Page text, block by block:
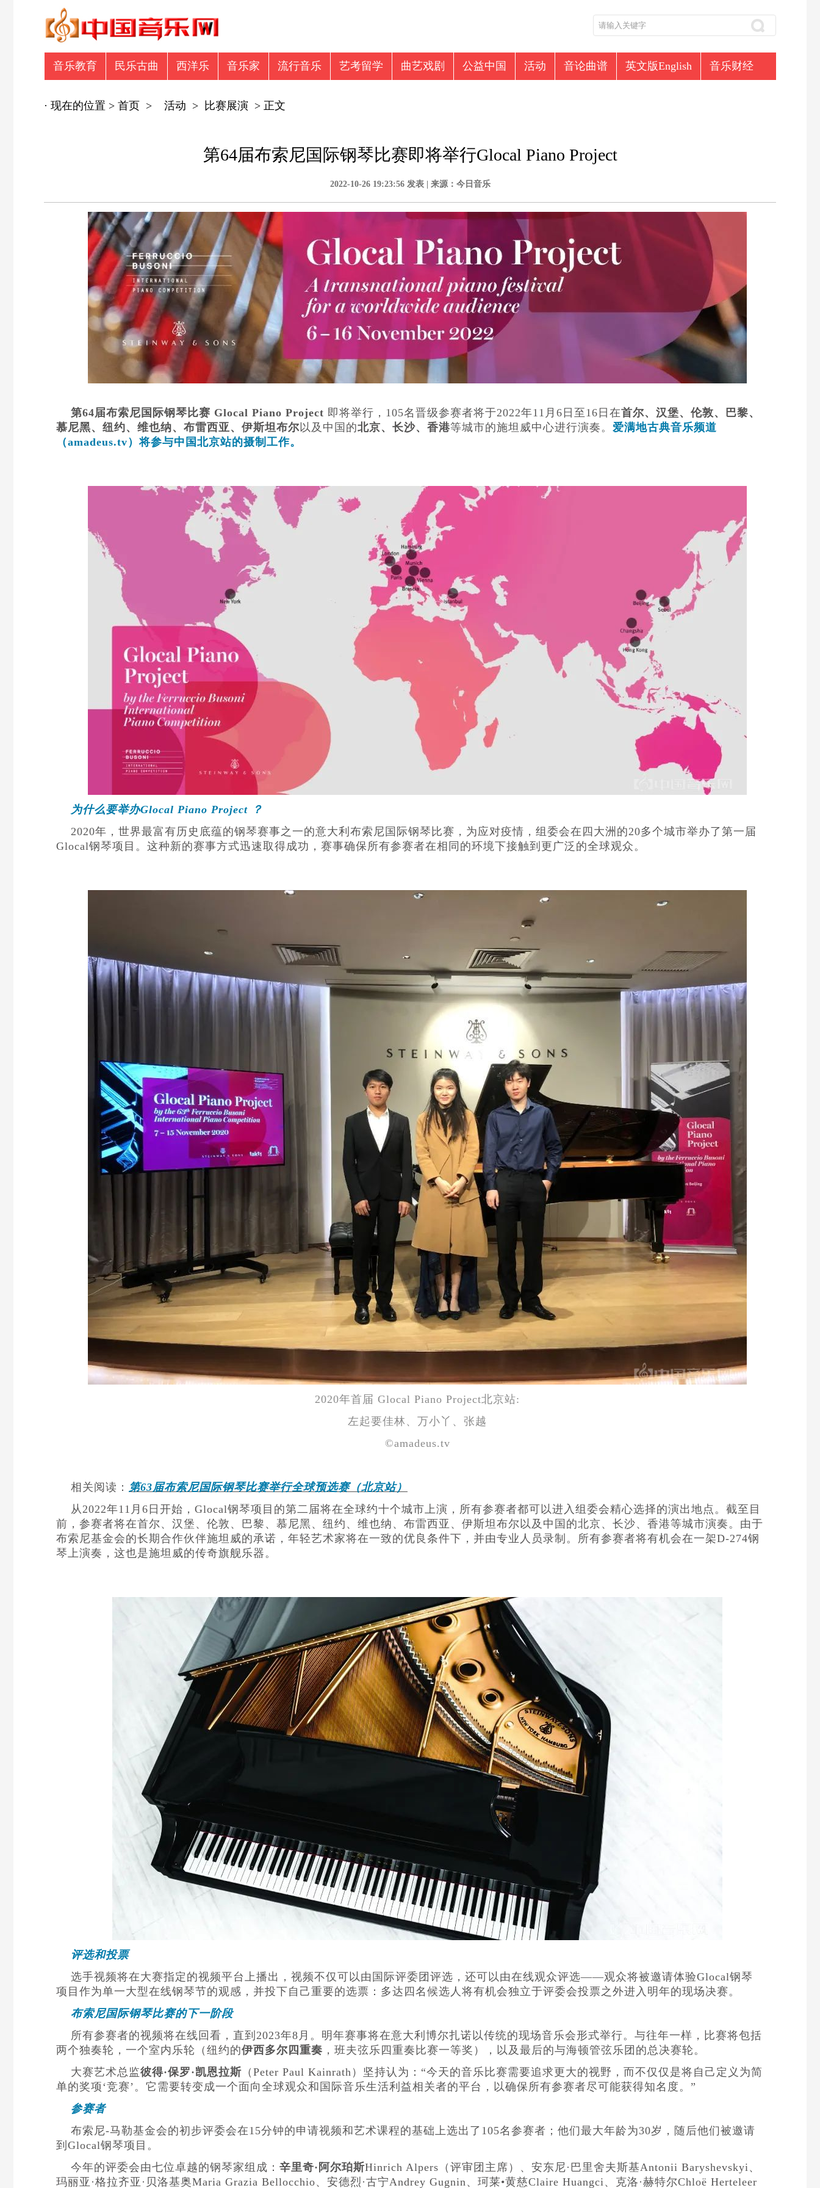
音乐教育 民乐古曲 西洋乐 音乐家 流行音乐 艺考留学 曲艺戏剧 公益中国 活动 音论曲谱 英文版English 音乐财经
· 现在的位置 > 首页 > 活动 > 比赛展演 > 正文
第64届布索尼国际钢琴比赛即将举行Glocal Piano Project
2022-10-26 19:23:56 发表 | 来源：今日音乐
第64届布索尼国际钢琴比赛 Glocal Piano Project 即将举行，105名晋级参赛者将于2022年11月6日至16日在首尔、汉堡、伦敦、巴黎、
慕尼黑、纽约、维也纳、布雷西亚、伊斯坦布尔 以及中国的北京、长沙、香港等城市的施坦威中心进行演奏。 爱满地古典音乐频道
（amadeus.tv）将参与中国北京站的摄制工作。
为什么要举办Glocal Piano Project ？
2020年，世界最富有历史底蕴的钢琴赛事之一的意大利布索尼国际钢琴比赛，为应对疫情，组委会在四大洲的20多个城市举办了第一届
Glocal钢琴项目。这种新的赛事方式迅速取得成功，赛事确保所有参赛者在相同的环境下接触到更广泛的全球观众。
2020年首届 Glocal Piano Project北京站:
左起要佳林、万小丫、张越
©amadeus.tv
相关阅读： 第63届布索尼国际钢琴比赛举行全球预选赛（北京站）
从2022年11月6日开始，Glocal钢琴项目的第二届将在全球约十个城市上演，所有参赛者都可以进入组委会精心选择的演出地点。截至目
前，参赛者将在首尔、汉堡、伦敦、巴黎、慕尼黑、纽约、维也纳、布雷西亚、伊斯坦布尔以及中国的北京、长沙、香港等城市演奏。由于
布索尼基金会的长期合作伙伴施坦威的承诺，年轻艺术家将在一致的优良条件下，并由专业人员录制。所有参赛者将有机会在一架D-274钢
琴上演奏，这也是施坦威的传奇旗舰乐器。
评选和投票
选手视频将在大赛指定的视频平台上播出，视频不仅可以由国际评委团评选，还可以由在线观众评选——观众将被邀请体验Glocal钢琴
项目作为单一大型在线钢琴节的观感，并投下自己重要的选票：多达四名候选人将有机会独立于评委会投票之外进入明年的现场决赛。
布索尼国际钢琴比赛的下一阶段
所有参赛者的视频将在线回看，直到2023年8月。明年赛事将在意大利博尔扎诺以传统的现场音乐会形式举行。与往年一样，比赛将包括
两个独奏轮，一个室内乐轮（纽约的伊西多尔四重奏 ，班夫弦乐四重奏比赛一等奖），以及最后的与海顿管弦乐团的总决赛轮。
大赛艺术总监彼得·保罗·凯恩拉斯 （Peter Paul Kainrath）坚持认为：“今天的音乐比赛需要追求更大的视野，而不仅仅是将自己定义为简
单的奖项‘竞赛’。它需要转变成一个面向全球观众和国际音乐生活利益相关者的平台，以确保所有参赛者尽可能获得知名度。”
参赛者
布索尼-马勒基金会的初步评委会在15分钟的申请视频和艺术课程的基础上选出了105名参赛者；他们最大年龄为30岁，随后他们被邀请
到Glocal钢琴项目。
今年的评委会由七位卓越的钢琴家组成： 辛里奇·阿尔珀斯Hinrich Alpers（评审团主席）、安东尼·巴里舍夫斯基Antonii Baryshevskyi、
玛丽亚·格拉齐亚·贝洛基奥Maria Grazia Bellocchio、安德烈·古宁Andrey Gugnin、珂莱•黄慈Claire Huangci、克洛·赫特尔Chloë Herteleer